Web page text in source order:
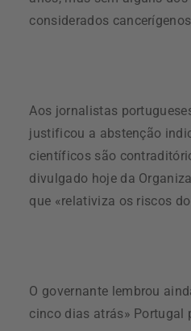
considerados
Aos jornalistas
justificou a abstenção
científicos são
divulgado hoje da
que «relativiza os riscos
O governante lembrou
cinco dias atrás» Portugal